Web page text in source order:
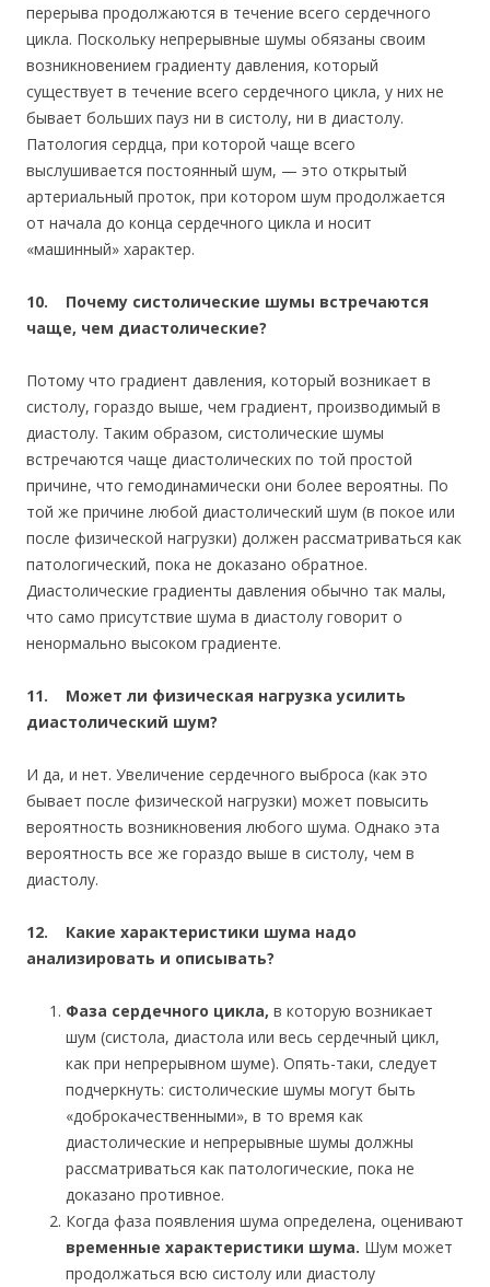
перерыва продолжаются в течение всего сердечного
цикла. Поскольку непрерывные шумы обязаны своим
возникновением градиенту давления, который
существует в течение всего сердечного цикла, у них не
бывает больших пауз ни в систолу, ни в диастолу.
Патология сердца, при которой чаще всего
выслушивается постоянный шум, — это открытый
артериальный проток, при котором шум продолжается
от начала до конца сердечного цикла и носит
«машинный» характер.
10. Почему систолические шумы встречаются
чаще, чем диастолические?
Потому что градиент давления, который возникает в
систолу, гораздо выше, чем градиент, производимый в
диастолу. Таким образом, систолические шумы
встречаются чаще диастолических по той простой
причине, что гемодинамически они более вероятны. По
той же причине любой диастолический шум (в покое или
после физической нагрузки) должен рассматриваться как
патологический, пока не доказано обратное.
Диастолические градиенты давления обычно так малы,
что само присутствие шума в диастолу говорит о
ненормально высоком градиенте.
11. Может ли физическая нагрузка усилить
диастолический шум?
И да, и нет. Увеличение сердечного выброса (как это
бывает после физической нагрузки) может повысить
вероятность возникновения любого шума. Однако эта
вероятность все же гораздо выше в систолу, чем в
диастолу.
12. Какие характеристики шума надо
анализировать и описывать?
Фаза сердечного цикла, в которую возникает
шум (систола, диастола или весь сердечный цикл,
как при непрерывном шуме). Опять-таки, следует
подчеркнуть: систолические шумы могут быть
«доброкачественными», в то время как
диастолические и непрерывные шумы должны
рассматриваться как патологические, пока не
доказано противное.
Когда фаза появления шума определена, оценивают
временные характеристики шума. Шум может
продолжаться всю систолу или диастолу